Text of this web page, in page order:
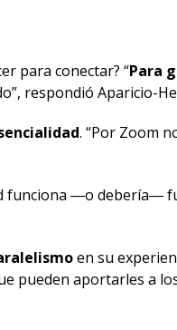
para conectar? “Para
respondió Aparicio-
. “Por Zoom
funciona ―o debería―
en su
pueden aportarles a